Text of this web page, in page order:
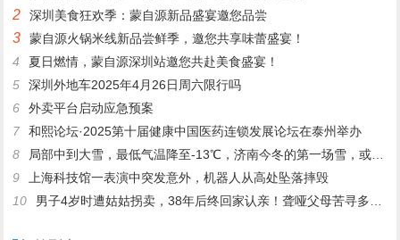
2 深圳美食狂欢季：蒙自源新品盛宴邀您品尝
3
蒙自源火锅米线新品尝鲜季，邀您共享味蕾盛宴！
4
夏日燃情，蒙自源深圳站邀您共赴美食盛宴！
5
深圳外地车2025年4月26日周六限行吗
6
外卖平台启动应急预案
7
和熙论坛·2025第十届健康中国医药连锁发展论坛在泰州举办
8
局部中到大雪，最低气温降至-13℃，济南今冬的第一场雪，或跟去年同一时间！
9
上海科技馆一表演中突发意外，机器人从高处坠落摔毁
10
男子4岁时遭姑姑拐卖，38年后终回家认亲！聋哑父母苦寻多年，母亲已抱憾离世丨红星寻人